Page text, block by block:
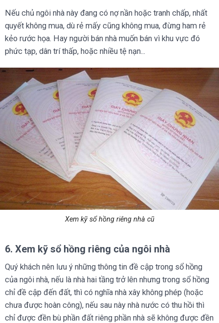
Nếu chủ ngôi nhà này đang có nợ nần hoặc tranh chấp, nhất
quyết không mua, dù rẻ mấy cũng không mua, đừng ham rẻ
kẻo rước họa. Hay người bán nhà muốn bán vì khu vực đó
phức tạp, dân trí thấp, hoặc nhiều tệ nạn...
Xem kỹ sổ hồng riêng nhà cũ
6. Xem kỹ sổ hồng riêng của ngôi nhà
Quý khách nên lưu ý những thông tin đề cập trong sổ hồng
của ngôi nhà, nếu là nhà hai tầng trở lên nhưng trong sổ hồng
chỉ đề cập đến đất, thì có nghĩa nhà xây không phép (hoặc
chưa được hoàn công), nếu sau này nhà nước có thu hồi thì
chỉ được đền bù phần đất riêng phần nhà sẽ không được đền